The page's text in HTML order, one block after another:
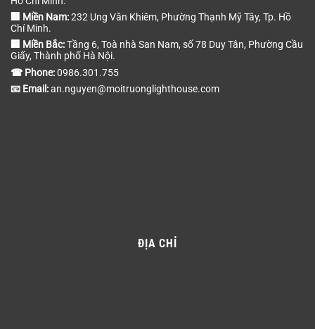
🏢 Miền Nam:232 Ung Văn Khiêm, Phường Thạnh Mỹ Tây, Tp. Hồ
Chí Minh.
🏢 Miền Bắc:Tầng 6, Toà nhà San Nam, số 78 Duy Tân, Phường Cầu
Giấy, Thành phố Hà Nội.
☎ Phone:0986.301.755
📧 Email:an.nguyen@moitruonglighthouse.com
ĐỊA CHỈ